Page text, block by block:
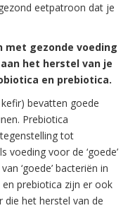
eetpatroon dat je
met gezonde voeding
het herstel van je
en prebiotica.
bevatten goede
Prebiotica
tot
voeding voor de ‘goede’
‘goede’ bacteriën in
prebiotica zijn er ook
die het herstel van de